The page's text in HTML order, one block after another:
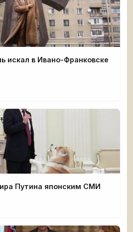
искал в Ивано-Франковске
Путина японским СМИ